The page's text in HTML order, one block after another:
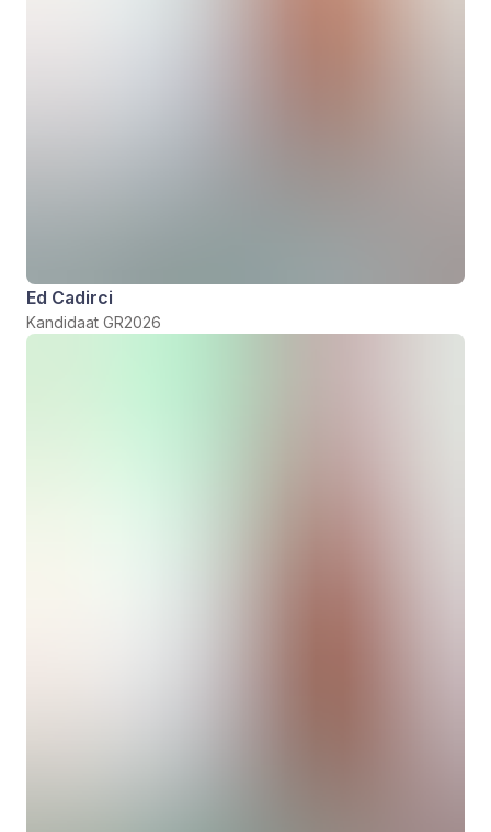
Ed Cadirci
Kandidaat GR2026